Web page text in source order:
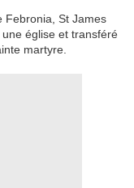
St James
église et transféré
martyre.